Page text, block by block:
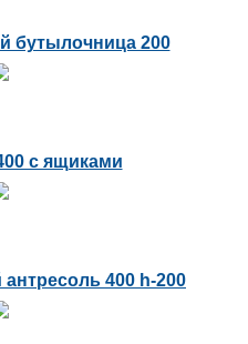
бутылочница 200
с ящиками
400 h-200